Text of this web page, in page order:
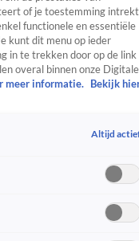
of je toestemming
functionele en essentiële
kunt dit menu op ieder
in te trekken door op de link
overal binnen onze Digitale
meer informatie.
Bekijk
Altijd